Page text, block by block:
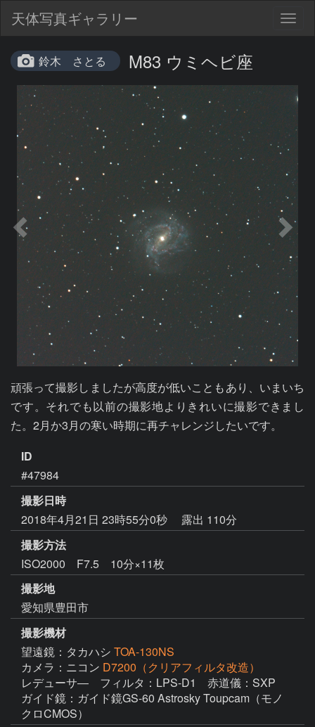
天体写真ギャラリー
鈴木 さとる M83 ウミヘビ座
頑張って撮影しましたが高度が低いこともあり、いまいち
です。それでも以前の撮影地よりきれいに撮影できまし
た。2月か3月の寒い時期に再チャレンジしたいです。
ID
#47984
撮影日時
2018年4月21日 23時55分0秒
露出 110分
撮影方法
ISO2000 F7.5 10分×11枚
撮影地
愛知県豊田市
撮影機材
望遠鏡：タカハシ TOA-130NS
カメラ：ニコン D7200（クリアフィルタ改造）
レデューサ―　フィルタ：LPS-D1　赤道儀：SXP
ガイド鏡：ガイド鏡GS-60 Astrosky Toupcam（モノ
クロCMOS）